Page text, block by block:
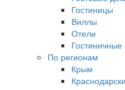
Гостиницы
Виллы
Отели
По регионам
Крым